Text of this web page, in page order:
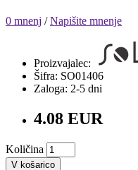
0 mnenj /Napišite mnenje
Proizvajalec:
Šifra: SO01406
Zaloga: 2-5 dni
4.08 EUR
Količina
V košarico